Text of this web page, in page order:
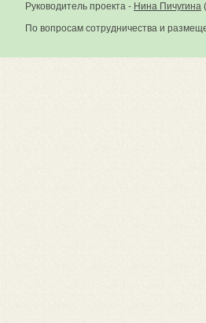
Руководитель проекта - Нина Пичугина (
По вопросам сотрудничества и